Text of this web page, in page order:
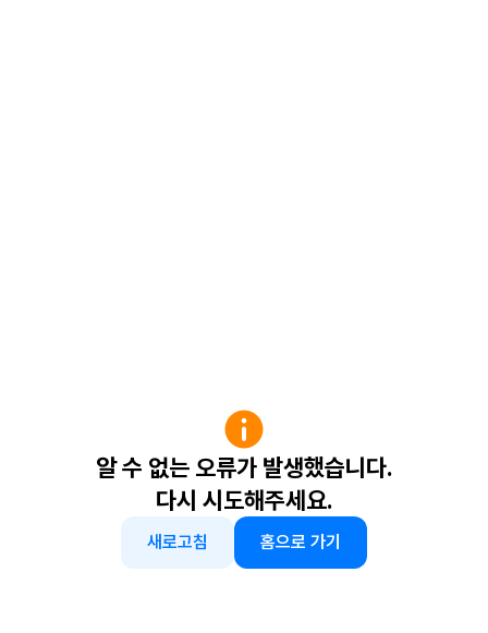
알 수 없는 오류가 발생했습니다.
다시 시도해주세요.
새로고침 홈으로 가기